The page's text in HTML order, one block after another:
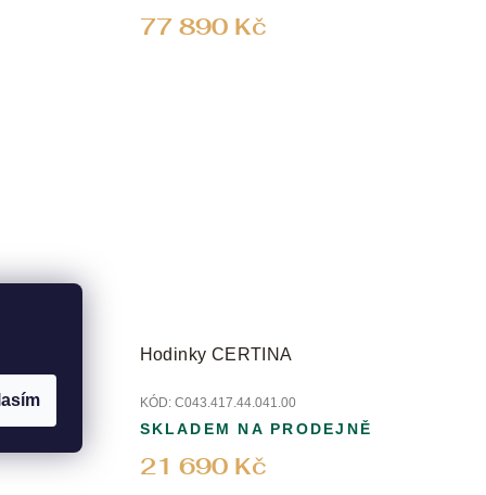
77 890 Kč
Hodinky CERTINA
KÓD: C043.417.44.041.00
21 690 Kč
SKLADEM NA PRODEJNĚ